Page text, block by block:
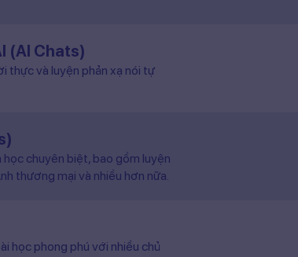
(AI Chats)
thực và luyện phản xạ nói tự
chuyên biệt, bao gồm luyện
thương mại và nhiều hơn nữa.
học phong phú với nhiều chủ